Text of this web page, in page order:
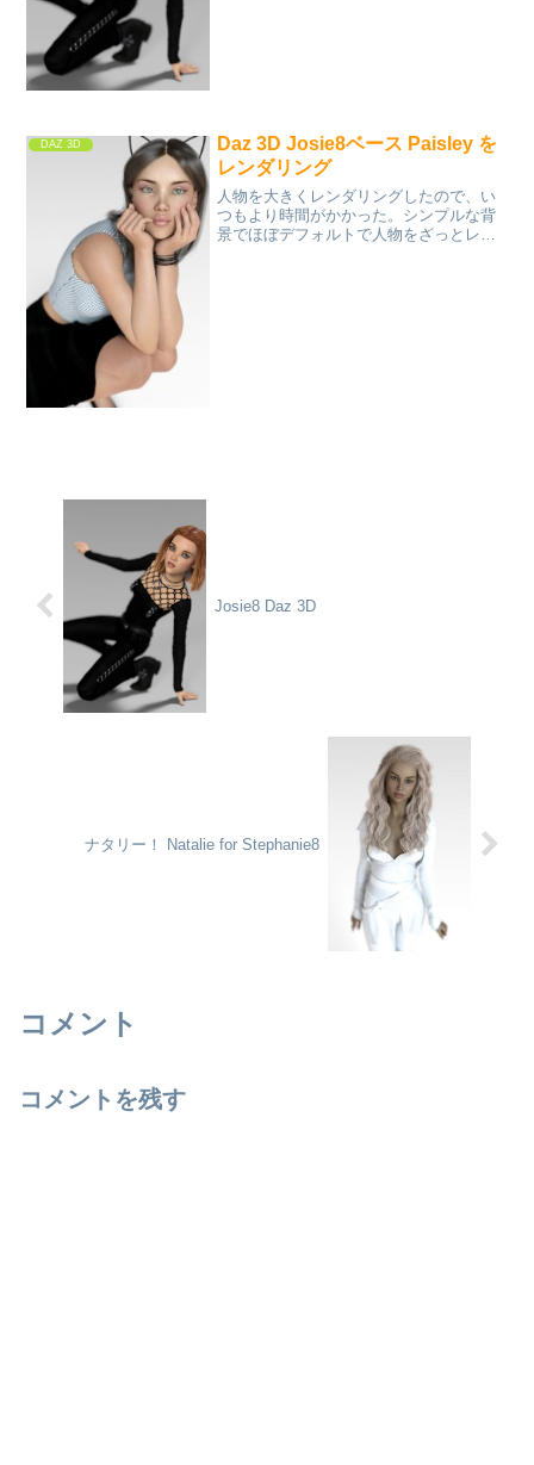
DAZ 3D
Daz 3D Josie8ベース Paisley を
レンダリング
人物を大きくレンダリングしたので、い
つもより時間がかかった。シンプルな背
景でほぼデフォルトで人物をざっとレン
Josie8 Daz 3D
ナタリー！ Natalie for Stephanie8
コメント
コメントを残す